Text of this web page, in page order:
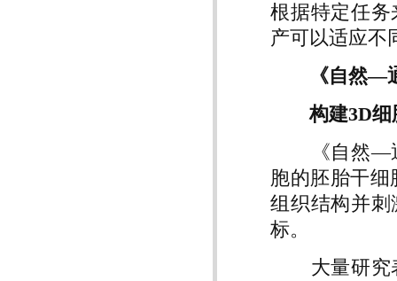
根据特定任
产可以适应不
《自然—
构建3D
《自然—通
胞的胚胎干细
组织结构并
标。
大量研究表